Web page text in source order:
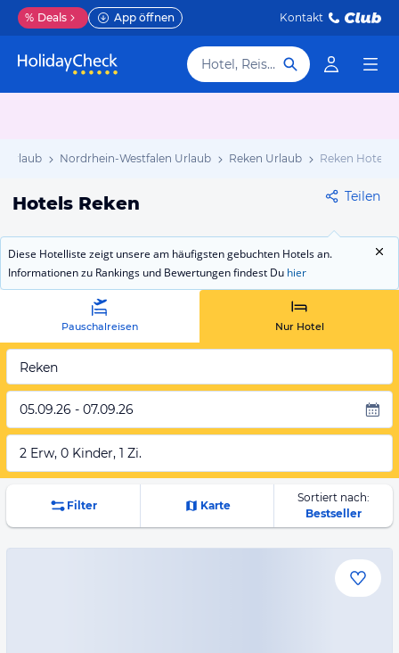
% Deals App öffnen Kontakt
Hotel, Reiseziel
Urlaub Nordrhein-Westfalen Urlaub Reken Urlaub Reken Hotels
Hotels Reken Teilen
Diese Hotelliste zeigt unsere am häufigsten gebuchten Hotels an.
Informationen zu Rankings und Bewertungen findest Du hier
Pauschalreisen Nur Hotel
Reken
05.09.26 - 07.09.26
2 Erw, 0 Kinder, 1 Zi.
Filter Karte
Sortiert nach:
Bestseller